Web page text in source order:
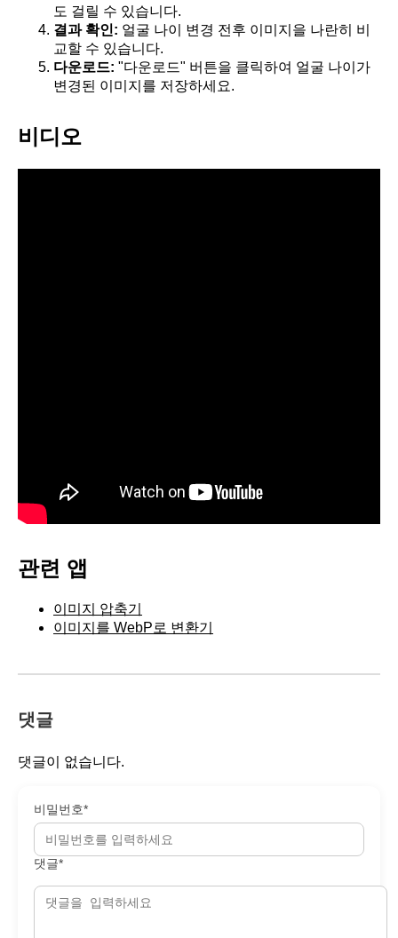
도 걸릴 수 있습니다.
결과 확인: 얼굴 나이 변경 전후 이미지을 나란히 비
교할 수 있습니다.
다운로드: "다운로드" 버튼을 클릭하여 얼굴 나이가
변경된 이미지를 저장하세요.
비디오
관련 앱
이미지 압축기
이미지를 WebP로 변환기
댓글
댓글이 없습니다.
비밀번호*
댓글*